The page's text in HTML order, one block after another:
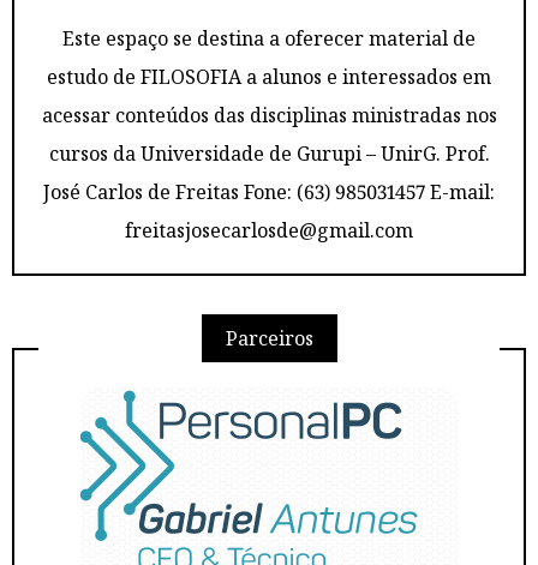
Este espaço se destina a oferecer material de
estudo de FILOSOFIA a alunos e interessados em
acessar conteúdos das disciplinas ministradas nos
cursos da Universidade de Gurupi – UnirG. Prof.
José Carlos de Freitas Fone: (63) 985031457 E-mail:
freitasjosecarlosde@gmail.com
Parceiros